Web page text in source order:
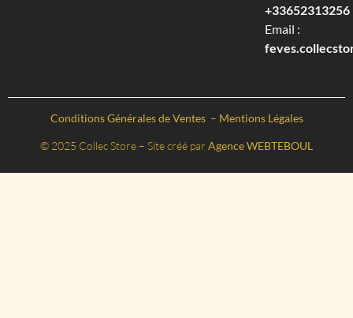
+33652313256‬
Email :
Conditions Générales de Ventes – Mentions Légales
© 2025 Collec Store – Site créé par Agence WEBTEBOUL